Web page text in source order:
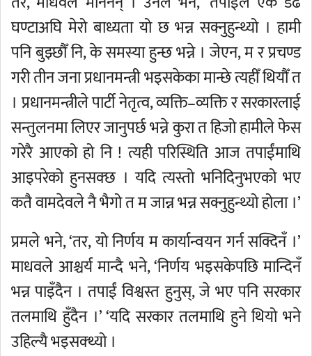
घण्टाअघि मेरो बाध्यता यो छ भन्न सक्नुहुन्थ्यो । हामी
पनि बुझ्छौँ नि, के समस्या हुन्छ भन्ने । जेएन, म र प्रचण्ड
गरी तीन जना प्रधानमन्त्री भइसकेका मान्छे त्यहीँ थियौँ त
। प्रधानमन्त्रीले पार्टी नेतृत्व, व्यक्ति–व्यक्ति र सरकारलाई
सन्तुलनमा लिएर जानुपर्छ भन्ने कुरा त हिजो हामीले फेस
गरेरै आएको हो नि ! त्यही परिस्थिति आज तपाईंमाथि
आइपरेको हुनसक्छ । यदि त्यस्तो भनिदिनुभएको भए
कतै वामदेवले नै भैगो त म जान्न भन्न सक्नुहुन्थ्यो होला ।’
प्रमले भने, ‘तर, यो निर्णय म कार्यान्वयन गर्न सक्दिनँ ।’
माधवले आश्चर्य मान्दै भने, ‘निर्णय भइसकेपछि मान्दिनँ
भन्न पाइँदैन । तपाईं विश्वस्त हुनुस्, जे भए पनि सरकार
तलमाथि हुँदैन ।’ ‘यदि सरकार तलमाथि हुने थियो भने
उहिल्यै भइसक्थ्यो ।